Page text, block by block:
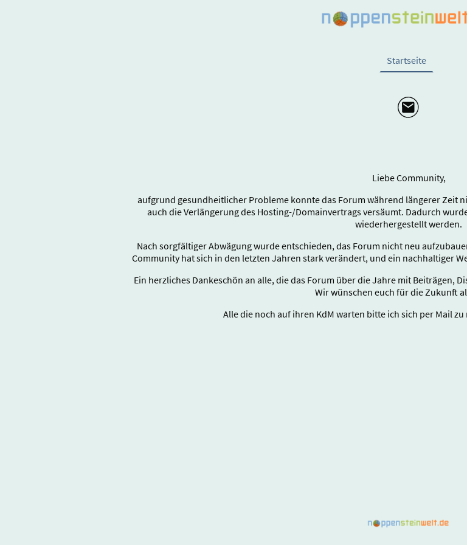
Startseite
Liebe Community,
aufgrund gesundheitlicher Probleme konnte das Forum während längerer Zeit
auch die Verlängerung des Hosting-/Domainvertrags versäumt. Dadurch
wiederhergestellt werden.
Nach sorgfältiger Abwägung wurde entschieden, das Forum nicht neu
Community hat sich in den letzten Jahren stark verändert, und ein nachhaltiger
Ein herzliches Dankeschön an alle, die das Forum über die Jahre mit Beiträgen,
Wir wünschen euch für die Zukunft
Alle die noch auf ihren KdM warten bitte ich sich per Mail